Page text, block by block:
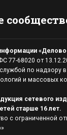
77-68020 от
по надзору
и массовых
сетевого
старше 16 лет.
с ограниченной